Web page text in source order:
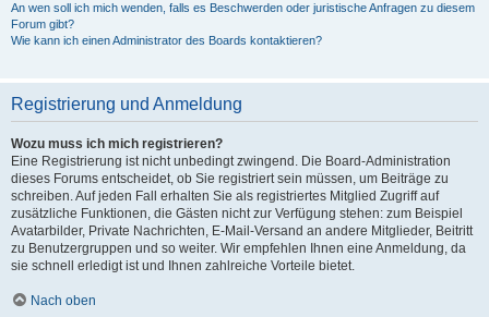
An wen soll ich mich wenden, falls es Beschwerden oder juristische Anfragen zu diesem
Forum gibt?
Wie kann ich einen Administrator des Boards kontaktieren?
Registrierung und Anmeldung
Wozu muss ich mich registrieren?
Eine Registrierung ist nicht unbedingt zwingend. Die Board-Administration
dieses Forums entscheidet, ob Sie registriert sein müssen, um Beiträge zu
schreiben. Auf jeden Fall erhalten Sie als registriertes Mitglied Zugriff auf
zusätzliche Funktionen, die Gästen nicht zur Verfügung stehen: zum Beispiel
Avatarbilder, Private Nachrichten, E-Mail-Versand an andere Mitglieder, Beitritt
zu Benutzergruppen und so weiter. Wir empfehlen Ihnen eine Anmeldung, da
sie schnell erledigt ist und Ihnen zahlreiche Vorteile bietet.
Nach oben